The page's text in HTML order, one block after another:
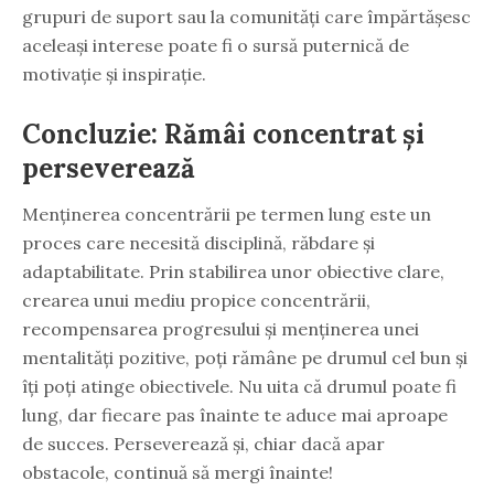
grupuri de suport sau la comunități care împărtășesc
aceleași interese poate fi o sursă puternică de
motivație și inspirație.
Concluzie: Rămâi concentrat și
perseverează
Menținerea concentrării pe termen lung este un
proces care necesită disciplină, răbdare și
adaptabilitate. Prin stabilirea unor obiective clare,
crearea unui mediu propice concentrării,
recompensarea progresului și menținerea unei
mentalități pozitive, poți rămâne pe drumul cel bun și
îți poți atinge obiectivele. Nu uita că drumul poate fi
lung, dar fiecare pas înainte te aduce mai aproape
de succes. Perseverează și, chiar dacă apar
obstacole, continuă să mergi înainte!